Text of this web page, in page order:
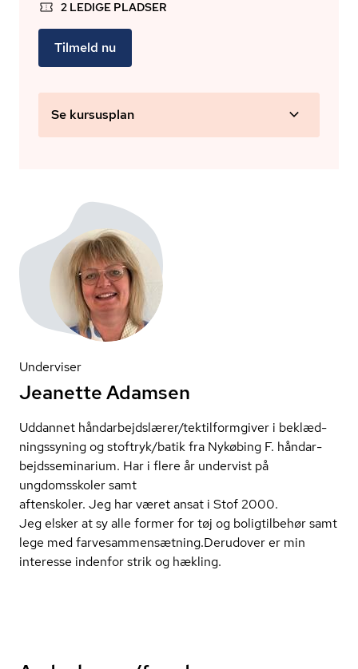
2 LEDIGE PLADSER
Tilmeld nu
Se kursusplan
Underviser
Jeanette Adamsen
Uddannet hån­d­ar­bejds­læ­rer/tek­til­form­gi­ver i be­klæd­
nings­sy­ning og stoftryk/batik fra Nykøbing F. hån­d­ar­
bejds­se­mi­na­ri­um. Har i flere år undervist på
ungdomsskoler samt
aftenskoler. Jeg har været ansat i Stof 2000.
Jeg elsker at sy alle former for tøj og boligtilbehør samt
lege med far­ve­sam­men­sæt­ning.Derudover er min
interesse indenfor strik og hækling.